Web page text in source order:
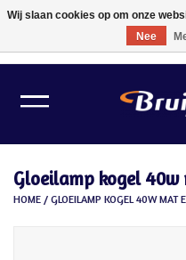
Verlichting
Gloeilamp kogel 40w
HOME / GLOEILAMP KOGEL 40W MAT
Wij slaan cookies op om onze
Nee